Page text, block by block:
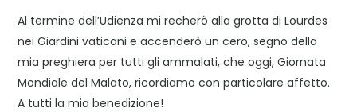
Al termine dell’Udienza mi recherò alla grotta di Lourdes
nei Giardini vaticani e accenderò un cero, segno della
mia preghiera per tutti gli ammalati, che oggi, Giornata
Mondiale del Malato, ricordiamo con particolare affetto.
A tutti la mia benedizione!